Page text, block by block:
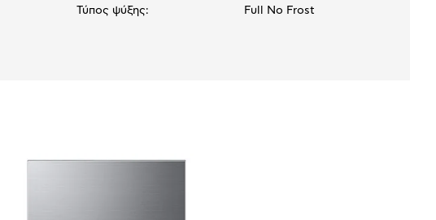
Τύπος ψύξης: Full No Frost